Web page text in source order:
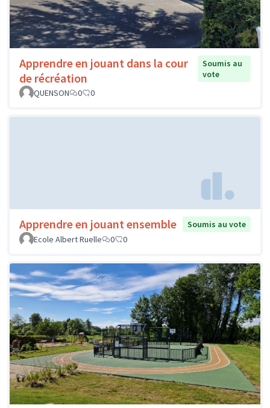
Apprendre en jouant dans la cour
de récréation
Soumis au
vote
QUENSON
0 0
Apprendre en jouant ensemble
Soumis au vote
Ecole Albert Ruelle
0 0